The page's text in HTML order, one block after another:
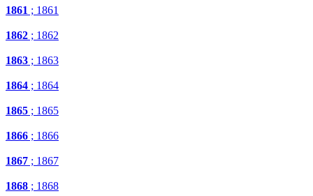
1861 ; 1861
1862 ; 1862
1863 ; 1863
1864 ; 1864
1865 ; 1865
1866 ; 1866
1867 ; 1867
1868 ; 1868